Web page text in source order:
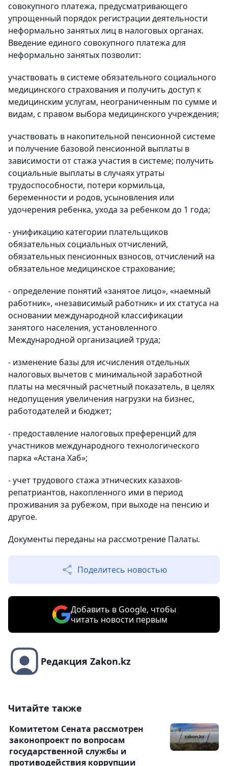
совокупного платежа, предусматривающего
упрощенный порядок регистрации деятельности
неформально занятых лиц в налоговых органах.
Введение единого совокупного платежа для
неформально занятых позволит:
участвовать в системе обязательного социального
медицинского страхования и получить доступ к
медицинским услугам, неограниченным по сумме и
видам, с правом выбора медицинского учреждения;
участвовать в накопительной пенсионной системе
и получение базовой пенсионной выплаты в
зависимости от стажа участия в системе; получить
социальные выплаты в случаях утраты
трудоспособности, потери кормильца,
беременности и родов, усыновления или
удочерения ребенка, ухода за ребенком до 1 года;
- унификацию категории плательщиков
обязательных социальных отчислений,
обязательных пенсионных взносов, отчислений на
обязательное медицинское страхование;
- определение понятий «занятое лицо», «наемный
работник», «независимый работник» и их статуса на
основании международной классификации
занятого населения, установленного
Международной организацией труда;
- изменение базы для исчисления отдельных
налоговых вычетов с минимальной заработной
платы на месячный расчетный показатель, в целях
недопущения увеличения нагрузки на бизнес,
работодателей и бюджет;
- предоставление налоговых преференций для
участников международного технологического
парка «Астана Хаб»;
- учет трудового стажа этнических казахов-
репатриантов, накопленного ими в период
проживания за рубежом, при выходе на пенсию и
другое.
Документы переданы на рассмотрение Палаты.
Поделитесь новостью
Добавить в Google, чтобы
читать новости первым
Редакция Zakon.kz
Читайте также
Комитетом Сената рассмотрен
законопроект по вопросам
государственной службы и
противодействия коррупции